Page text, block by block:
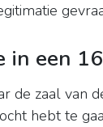
in een
de zaal van
hebt te